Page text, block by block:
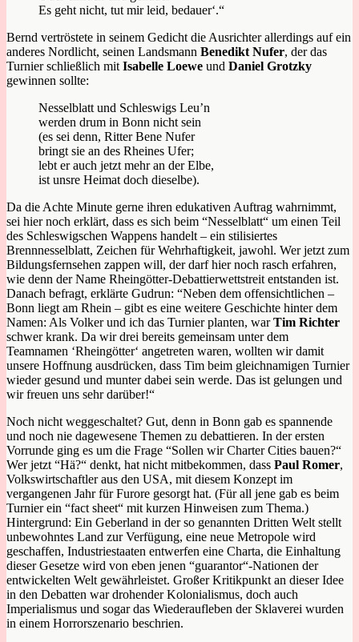
Es geht nicht, tut mir leid, bedauer‘.“
Bernd vertröstete in seinem Gedicht die Ausrichter allerdings auf ein
anderes Nordlicht, seinen Landsmann Benedikt Nufer, der das
Turnier schließlich mit Isabelle Loewe und Daniel Grotzky
gewinnen sollte:
Nesselblatt und Schleswigs Leu’n
werden drum in Bonn nicht sein
(es sei denn, Ritter Bene Nufer
bringt sie an des Rheines Ufer;
lebt er auch jetzt mehr an der Elbe,
ist unsre Heimat doch dieselbe).
Da die Achte Minute gerne ihren edukativen Auftrag wahrnimmt,
sei hier noch erklärt, dass es sich beim “Nesselblatt“ um einen Teil
des Schleswigschen Wappens handelt – ein stilisiertes
Brennnesselblatt, Zeichen für Wehrhaftigkeit, jawohl. Wer jetzt zum
Bildungsfernsehen zappen will, der darf hier noch rasch erfahren,
wie denn der Name Rheingötter-Debattierwettstreit entstanden ist.
Danach befragt, erklärte Gudrun: “Neben dem offensichtlichen –
Bonn liegt am Rhein – gibt es eine weitere Geschichte hinter dem
Namen: Als Volker und ich das Turnier planten, warTim Richter
schwer krank. Da wir drei bereits gemeinsam unter dem
Teamnamen ‘Rheingötter‘ angetreten waren, wollten wir damit
unsere Hoffnung ausdrücken, dass Tim beim gleichnamigen Turnier
wieder gesund und munter dabei sein werde. Das ist gelungen und
wir freuen uns sehr darüber!“
Noch nicht weggeschaltet? Gut, denn in Bonn gab es spannende
und noch nie dagewesene Themen zu debattieren. In der ersten
Vorrunde ging es um die Frage “Sollen wir Charter Cities bauen?“
Wer jetzt “Hä?“ denkt, hat nicht mitbekommen, dass Paul Romer,
Volkswirtschaftler aus den USA, mit diesem Konzept im
vergangenen Jahr für Furore gesorgt hat. (Für all jene gab es beim
Turnier ein “fact sheet“ mit kurzen Hinweisen zum Thema.)
Hintergrund: Ein Geberland in der so genannten Dritten Welt stellt
unbewohntes Land zur Verfügung, eine neue Metropole wird
geschaffen, Industriestaaten entwerfen eine Charta, die Einhaltung
dieser Gesetze wird von eben jenen “guarantor“-Nationen der
entwickelten Welt gewährleistet. Großer Kritikpunkt an dieser Idee
in den Debatten war drohender Kolonialismus, doch auch
Imperialismus und sogar das Wiederaufleben der Sklaverei wurden
in einem Horrorszenario beschrien.